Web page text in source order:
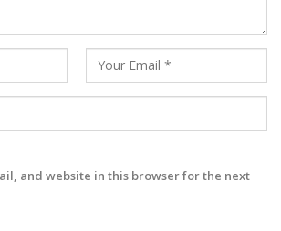
and website in this browser for the next